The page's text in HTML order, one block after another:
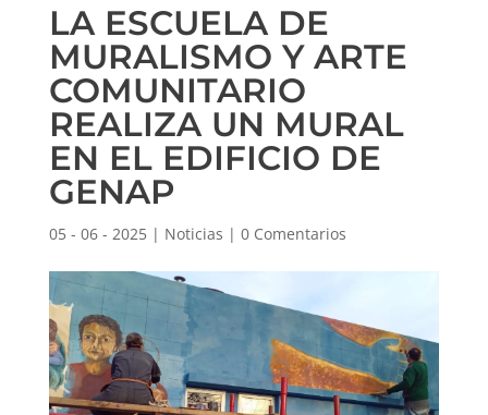
LA ESCUELA DE
MURALISMO Y ARTE
COMUNITARIO
REALIZA UN MURAL
EN EL EDIFICIO DE
GENAP
05 - 06 - 2025| Noticias | 0 Comentarios